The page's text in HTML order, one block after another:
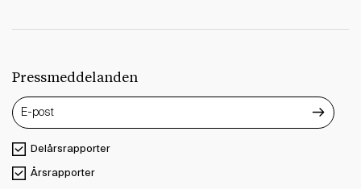
Pressmeddelanden
Delårsrapporter
Årsrapporter